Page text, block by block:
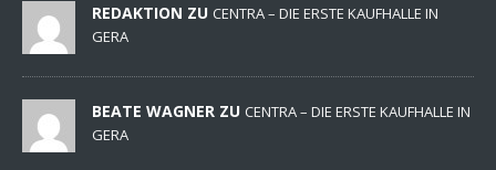
REDAKTION ZU CENTRA – DIE ERSTE KAUFHALLE IN
GERA
BEATE WAGNER ZU CENTRA – DIE ERSTE KAUFHALLE IN
GERA